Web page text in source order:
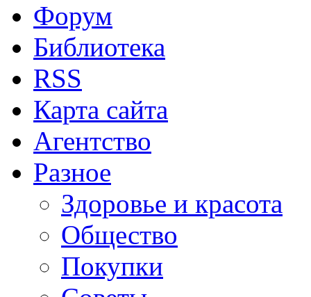
Форум
Библиотека
RSS
Карта сайта
Агентство
Разное
Здоровье и красота
Общество
Покупки